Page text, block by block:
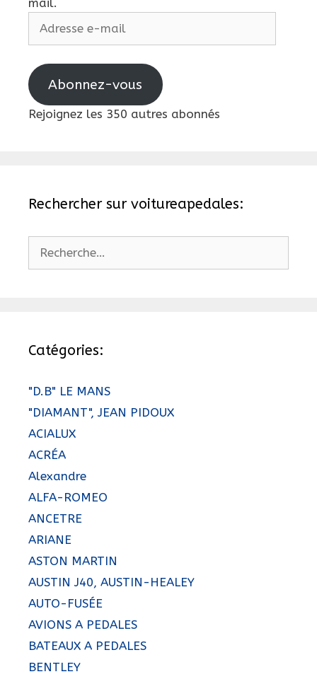
mail.
Abonnez-vous
Rejoignez les 350 autres abonnés
Rechercher sur voitureapedales:
Catégories:
"D.B" LE MANS
"DIAMANT", JEAN PIDOUX
ACIALUX
ACRÉA
Alexandre
ALFA-ROMEO
ANCETRE
ARIANE
ASTON MARTIN
AUSTIN J40, AUSTIN-HEALEY
AUTO-FUSÉE
AVIONS A PEDALES
BATEAUX A PEDALES
BENTLEY